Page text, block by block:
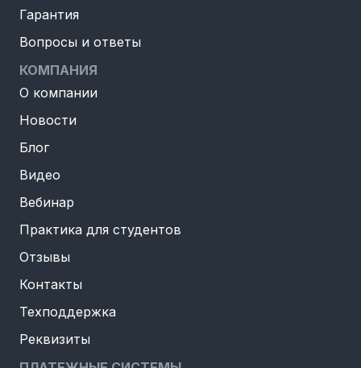
Гарантия
Вопросы и ответы
КОМПАНИЯ
О компании
Новости
Блог
Видео
Вебинар
Практика для студентов
Отзывы
Контакты
Техподдержка
Реквизиты